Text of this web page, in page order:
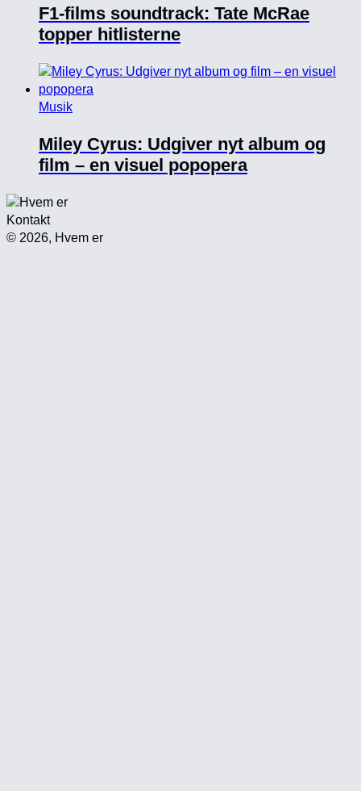
F1-films soundtrack: Tate McRae
topper hitlisterne
Musik
Miley Cyrus: Udgiver nyt album og
film – en visuel popopera
Kontakt
© 2026, Hvem er